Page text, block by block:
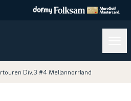
Div.3 #4 Mellannorrland